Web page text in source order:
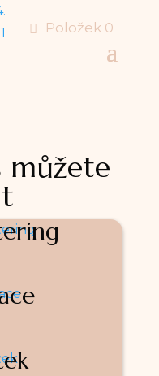
Položek 0
můžete